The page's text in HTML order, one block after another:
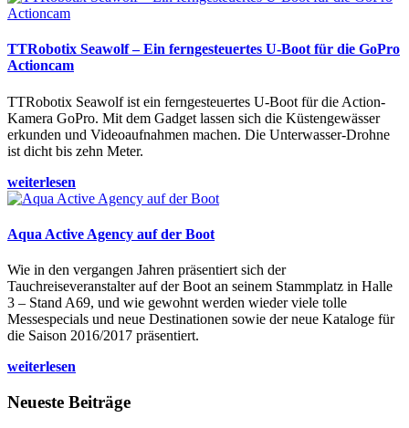
TTRobotix Seawolf – Ein ferngesteuertes U-Boot für die GoPro
Actioncam
TTRobotix Seawolf ist ein ferngesteuertes U-Boot für die Action-
Kamera GoPro. Mit dem Gadget lassen sich die Küstengewässer
erkunden und Videoaufnahmen machen. Die Unterwasser-Drohne
ist dicht bis zehn Meter.
weiterlesen
Aqua Active Agency auf der Boot
Wie in den vergangen Jahren präsentiert sich der
Tauchreiseveranstalter auf der Boot an seinem Stammplatz in Halle
3 – Stand A69, und wie gewohnt werden wieder viele tolle
Messespecials und neue Destinationen sowie der neue Kataloge für
die Saison 2016/2017 präsentiert.
weiterlesen
Neueste Beiträge